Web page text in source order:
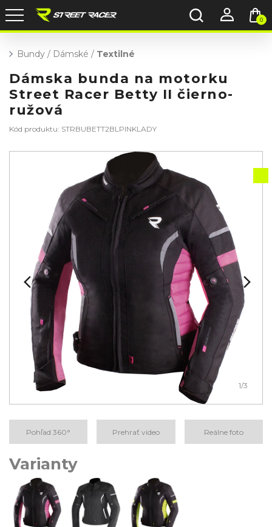
0
Bundy / Dámské / Textilné
Dámska bunda na motorku
Street Racer Betty II čierno-
ružová
Kód produktu: STRBUBETT2BLPINKLADY
1/3
Pohľad 360° Prehrať video Reálne foto
Varianty